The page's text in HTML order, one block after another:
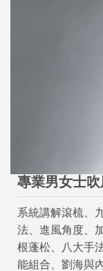
專業男女士
系統講解滾梳、
法、進風角度、
根蓬松、八大手
能組合、劉海與